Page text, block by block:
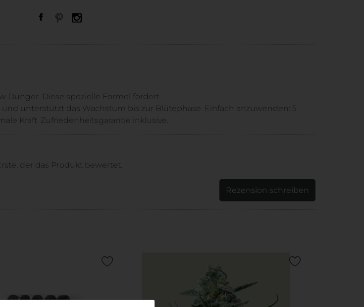
Dünger. Diese spezielle Formel fördert
unterstützt das Wachstum bis zur Blütephase. Einfach anzuwenden: 5
Kraft. Zufriedenheitsgarantie inklusive.
der das Produkt bewertet.
Rezension schreiben